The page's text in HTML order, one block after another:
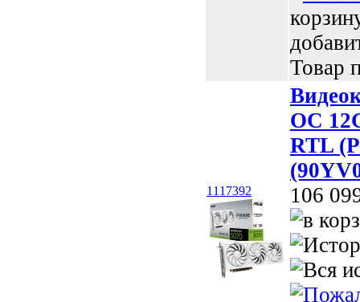
Товар
1117392
OC
RTL
106